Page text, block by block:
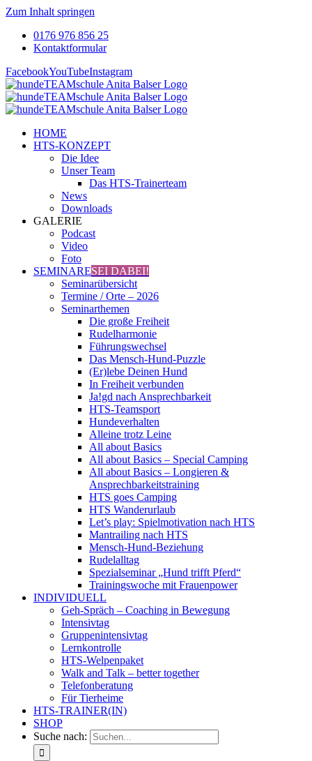
Zum Inhalt springen
0176 976 856 25
Kontaktformular
FacebookYouTubeInstagram
HOME
HTS-KONZEPT
Die Idee
Unser Team
Das HTS-Trainerteam
News
Downloads
GALERIE
Podcast
Video
Foto
SEMINARESEI DABEI!
Seminarübersicht
Termine / Orte – 2026
Seminarthemen
Die große Freiheit
Rudelharmonie
Führungswechsel
Das Mensch-Hund-Puzzle
(Er)lebe Deinen Hund
In Freiheit verbunden
Ja!gd nach Ansprechbarkeit
HTS-Teamsport
Hundeverhalten
Alleine trotz Leine
All about Basics
All about Basics – Special Camping
All about Basics – Longieren &
Ansprechbarkeitstraining
HTS goes Camping
HTS Wanderurlaub
Let’s play: Spielmotivation nach HTS
Mantrailing nach HTS
Mensch-Hund-Beziehung
Rudelalltag
Spezialseminar „Hund trifft Pferd“
Trainingswoche mit Frauenpower
INDIVIDUELL
Geh-Spräch – Coaching in Bewegung
Intensivtag
Gruppenintensivtag
Lernkontrolle
HTS-Welpenpaket
Walk and Talk – better together
Telefonberatung
Für Tierheime
HTS-TRAINER(IN)
SHOP
Suche nach: